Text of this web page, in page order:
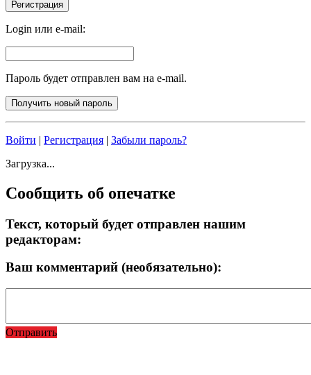
Login или e-mail:
Пароль будет отправлен вам на e-mail.
Войти | Регистрация | Забыли пароль?
Загрузка...
Сообщить об опечатке
Текст, который будет отправлен нашим
редакторам:
Ваш комментарий (необязательно):
Отправить